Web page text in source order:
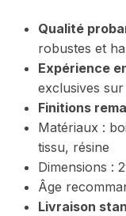
Qualité
robustes et
Expérience
exclusives
Finitions
Matériaux :
tissu, résine
Dimensions :
Âge
Livraison